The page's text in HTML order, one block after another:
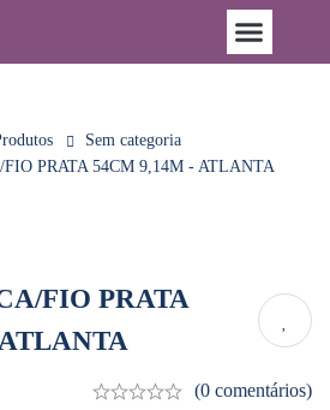
Sem categoria
PRATA 54CM 9,14M - ATLANTA
FIO PRATA
(0 comentários)